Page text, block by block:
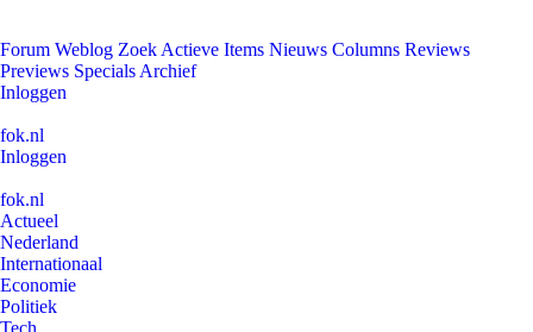
Forum Weblog Zoek Actieve Items Nieuws Columns Reviews
Previews Specials Archief
Inloggen
fok.nl
Inloggen
fok.nl
Actueel
Nederland
Internationaal
Economie
Politiek
Tech